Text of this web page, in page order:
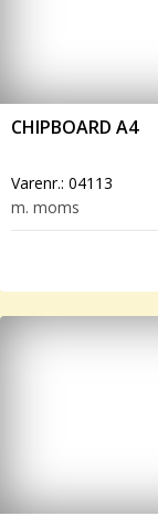
CHIPBOARD A4
Varenr.: 04113
m. moms